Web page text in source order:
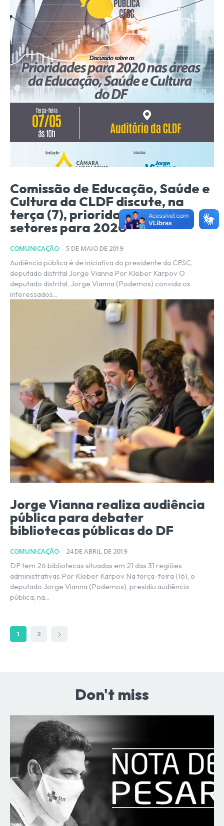
Comissão de Educação, Saúde e
Cultura da CLDF discute, na
terça (7), prioridades dos
setores para 2020
COMUNICAÇÃO - 5 DE MAIO DE 2019
Audiência pública é de iniciativa do presidente da CESC,
deputado distrital Jorge Vianna Por Kleber Karpov O
deputado distrital, Jorge Vianna (Podemos) convida os
interessados...
Jorge Vianna realiza audiência
pública para debater
bibliotecas públicas do DF
COMUNICAÇÃO - 24 DE ABRIL DE 2019
DF tem 26 bibliotecas situadas em 21 das 31 regiões
administrativas Por Kleber Karpov Na terça-feira (16), o
deputado Jorge Vianna (Podemos), presidiu audiência
pública, na...
1 2
Don't miss